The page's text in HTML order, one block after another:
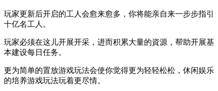
玩家更新后开启的工人会愈来愈多，你将能亲自来一步步指引
十亿名工人。
玩家必须在这儿开展开采，进而积累大量的資源，帮助开展基
本建设每日任务。
更为简单的置放游戏玩法会使你觉得更为轻轻松松，休闲娱乐
的培养游戏玩法玩着更尽情。